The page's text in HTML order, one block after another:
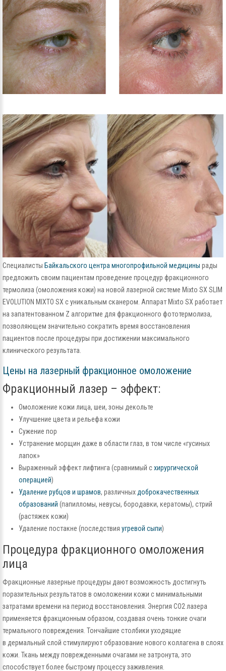
Специалисты Байкальского центра многопрофильной медицины рады
предложить своим пациентам проведение процедур фракционного
термолиза (омоложения кожи) на новой лазерной системе Mixto SX SLIM
EVOLUTION MIXTO SX с уникальным сканером. Аппарат Mixto SX работает
на запатентованном Z алгоритме для фракционного фототермолиза,
позволяющем значительно сократить время восстановления
пациентов после процедуры при достижении максимального
клинического результата.
Цены на лазерный фракционное омоложение
Фракционный лазер – эффект:
Омоложение кожи лица, шеи, зоны декольте
Улучшение цвета и рельефа кожи
Сужение пор
Устранение морщин даже в области глаз, в том числе «гусиных
лапок»
Выраженный эффект лифтинга (сравнимый схирургической
операцией)
Удаление рубцов и шрамов, различных доброкачественных
образований (папилломы, невусы, бородавки, кератомы), стрий
(растяжек кожи)
Удаление постакне (последствия угревой сыпи)
Процедура фракционного омоложения
лица
Фракционные лазерные процедуры дают возможность достигнуть
поразительных результатов в омоложении кожи с минимальными
затратами времени на период восстановления. Энергия СО2 лазера
применяется фракционным образом, создавая очень тонкие очаги
термального повреждения. Тончайшие столбики уходящие
в дермальный слой стимулируют образование нового коллагена в слоях
кожи. Ткань между поврежденными очагами не затронута, это
способствует более быстрому процессу заживления.